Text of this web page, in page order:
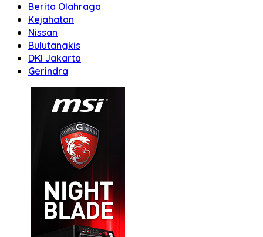
Berita Olahraga
Kejahatan
Nissan
Bulutangkis
DKI Jakarta
Gerindra